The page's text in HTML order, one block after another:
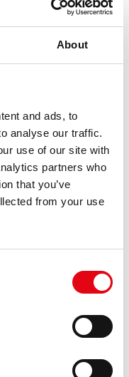
About
and ads, to
analyse our traffic.
use of our site with
partners who
that you’ve
from your use
systemy-inoxpres-
to są za systemy -
ze stali nierdzewnej z
do [...]
rodzaju aplikacji (EPDM,